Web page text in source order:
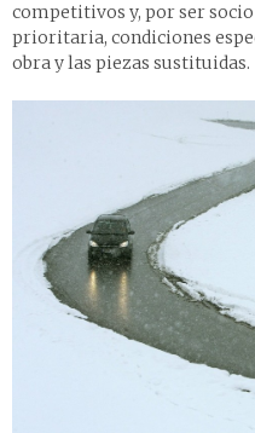
competitivos y, por ser socio
prioritaria, condiciones
obra y las piezas sustituidas.